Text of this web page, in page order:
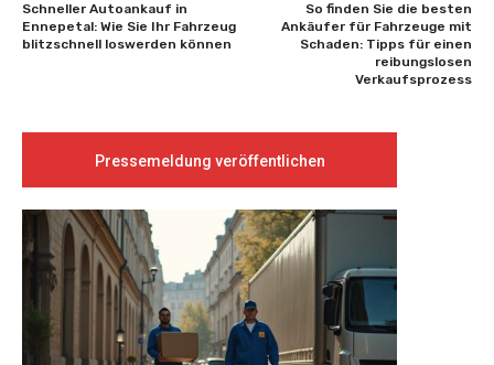
Schneller Autoankauf in
Ennepetal: Wie Sie Ihr Fahrzeug
blitzschnell loswerden können
So finden Sie die besten
Ankäufer für Fahrzeuge mit
Schaden: Tipps für einen
reibungslosen
Verkaufsprozess
Pressemeldung veröffentlichen